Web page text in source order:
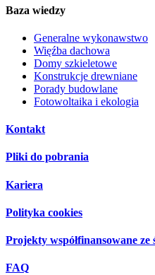
Baza wiedzy
Generalne wykonawstwo
Więźba dachowa
Domy szkieletowe
Konstrukcje drewniane
Porady budowlane
Fotowoltaika i ekologia
Kontakt
Pliki do pobrania
Kariera
Polityka cookies
Projekty współfinansowane
FAQ